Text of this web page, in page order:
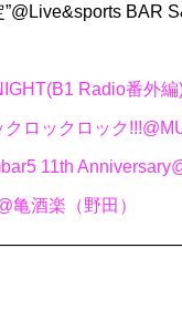
BAR
Radio番外編
ロックロック
11th
亀酒楽（野田）